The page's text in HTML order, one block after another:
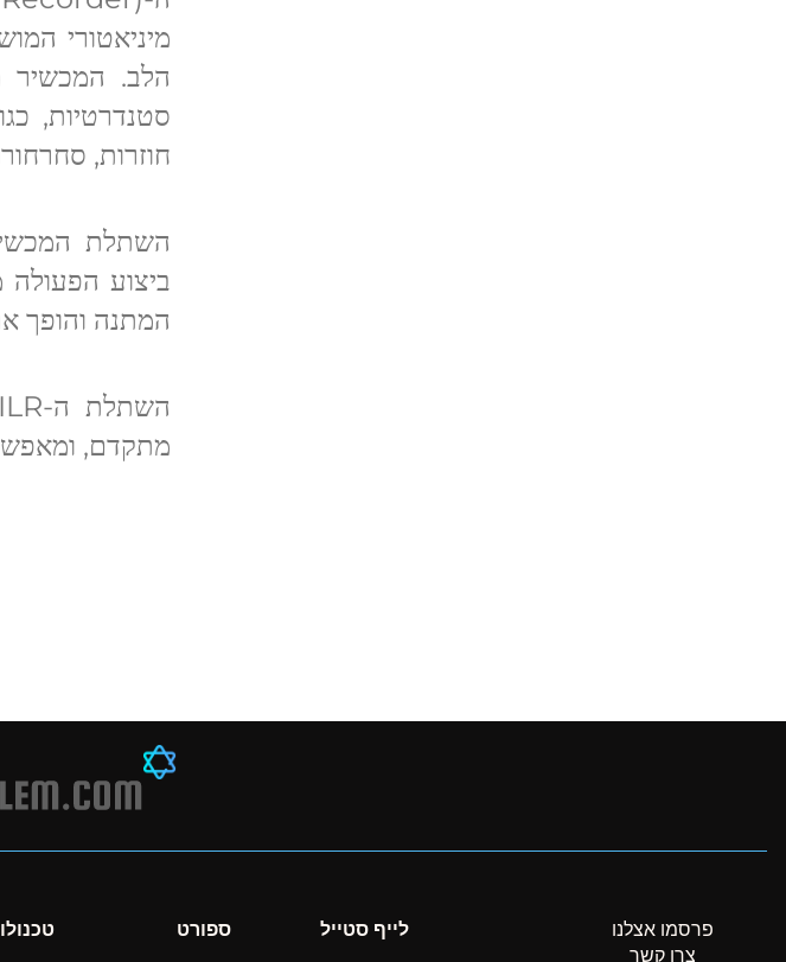
מיניאטורי
הלב. המכשיר
סטנדרטיות,
חוזרות,
השתלת
ביצוע
המתנה והופך
מתקדם,
ספורט לייף סטייל
פרסמו אצלנו
צרו קשר